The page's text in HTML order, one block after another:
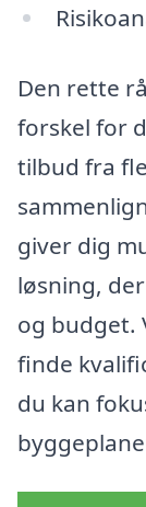
Den rette
forskel for
tilbud fra
giver dig
løsning,
og budget.
finde
du kan